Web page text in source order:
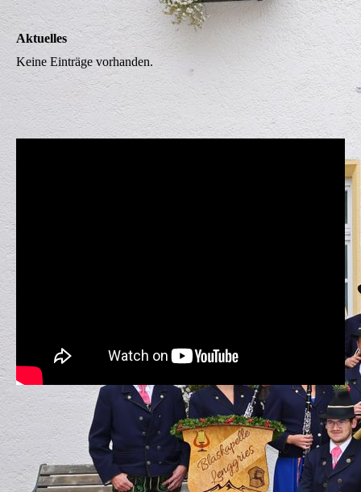
Aktuelles
Keine Einträge vorhanden.